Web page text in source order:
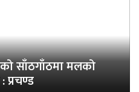
साँठगाँठमा मलको
प्रचण्ड